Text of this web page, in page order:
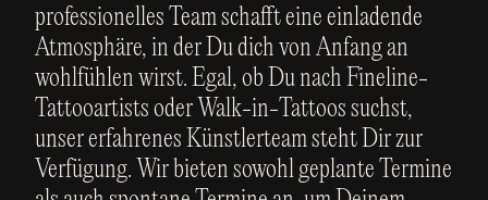
professionelles Team schafft eine einladende
Atmosphäre, in der Du dich von Anfang an
wohlfühlen wirst. Egal, ob Du nach Fineline-
Tattooartists oder Walk-in-Tattoos suchst,
unser erfahrenes Künstlerteam steht Dir zur
Verfügung. Wir bieten sowohl geplante Termine